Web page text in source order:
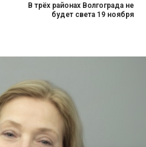
В трёх районах Волгограда не
будет света 19 ноября